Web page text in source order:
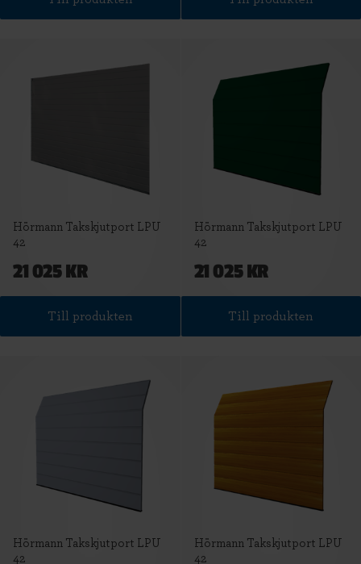
Hörmann Takskjutport LPU
42
21 025 KR
Till produkten
Hörmann Takskjutport LPU
42
21 025 KR
Till produkten
Hörmann Takskjutport LPU
42
Hörmann Takskjutport LPU
42